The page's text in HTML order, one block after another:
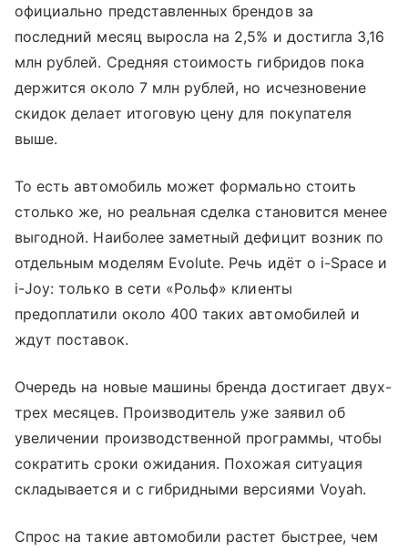
официально представленных брендов за
последний месяц выросла на 2,5% и достигла 3,16
млн рублей. Средняя стоимость гибридов пока
держится около 7 млн рублей, но исчезновение
скидок делает итоговую цену для покупателя
выше.
То есть автомобиль может формально стоить
столько же, но реальная сделка становится менее
выгодной. Наиболее заметный дефицит возник по
отдельным моделям Evolute. Речь идёт о i-Space и
i-Joy: только в сети «Рольф» клиенты
предоплатили около 400 таких автомобилей и
ждут поставок.
Очередь на новые машины бренда достигает двух-
трех месяцев. Производитель уже заявил об
увеличении производственной программы, чтобы
сократить сроки ожидания. Похожая ситуация
складывается и с гибридными версиями Voyah.
Спрос на такие автомобили растет быстрее, чем